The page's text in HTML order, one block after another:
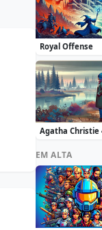
Royal Offense
EM ALTA